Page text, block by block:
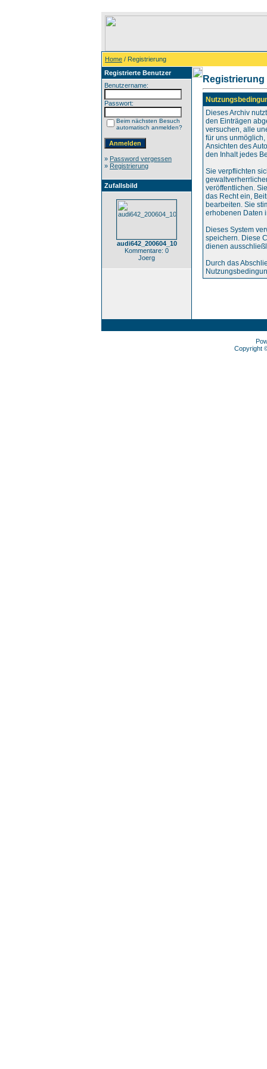
Home / Registrierung
Registrierte Benutzer
Benutzername:
Passwort:
Beim nächsten Besuch
automatisch anmelden?
» Password vergessen
» Registrierung
Zufallsbild
audi642_200604_10
Kommentare: 0
Joerg
Registrierung
Dieses Archiv
den Einträgen
versuchen, alle
für uns
Ansichten des
den Inhalt jedes
Sie verpflichten
veröffentlichen.
das Recht ein,
bearbeiten. Sie
erhobenen Daten
Dieses System
speichern. Diese
dienen
Durch das
Copyright